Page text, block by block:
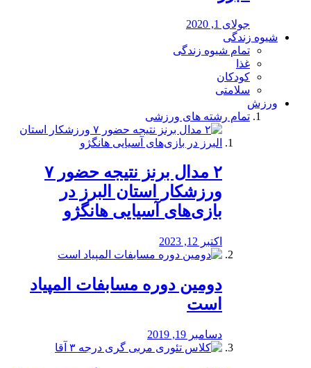
جولای 1, 2020
شیوه زندگی
تمام شیوه زندگی
غذا
کودکان
سلامتی
ورزش
تمام رشته های ورزشی
۲ مدال برنز نتیجه حضور ۷
ورزشکار استان البرز در
بازی‌های آسیایی هانگژو
اکتبر 12, 2023
دومین دوره مسابفات المپیاد
است
دسامبر 19, 2019